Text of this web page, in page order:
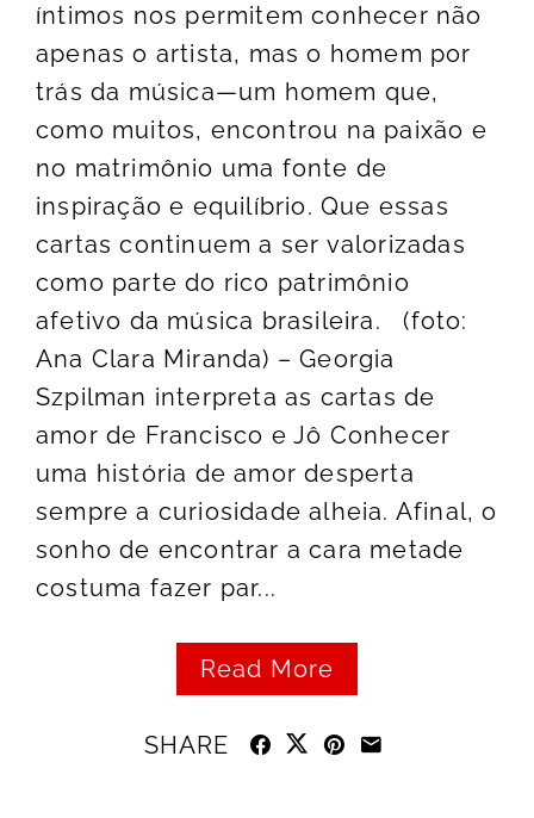
íntimos nos permitem conhecer não
apenas o artista, mas o homem por
trás da música—um homem que,
como muitos, encontrou na paixão e
no matrimônio uma fonte de
inspiração e equilíbrio. Que essas
cartas continuem a ser valorizadas
como parte do rico patrimônio
afetivo da música brasileira. (foto:
Ana Clara Miranda) – Georgia
Szpilman interpreta as cartas de
amor de Francisco e Jô Conhecer
uma história de amor desperta
sempre a curiosidade alheia. Afinal, o
sonho de encontrar a cara metade
costuma fazer par...
Read More
SHARE